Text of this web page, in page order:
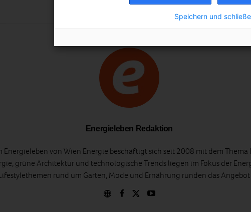
Energieleben Redaktion
Energieleben von Wien Energie beschäftigt sich seit 2008 mit dem
grüne Architektur und technologische Trends liegen im Fokus der
rund um Garten, Mode und Ernährung runden das Angebot
Speichern und